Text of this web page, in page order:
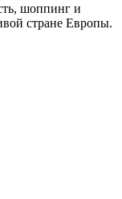
шоппинг и
стране Европы.